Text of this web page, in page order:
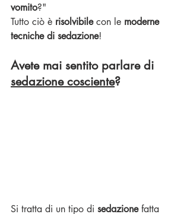
vomito?"
Tutto ciò è risolvibile con le moderne
tecniche di sedazione!
Avete mai sentito parlare di
sedazione cosciente?
Si tratta di un tipo di sedazione fatta